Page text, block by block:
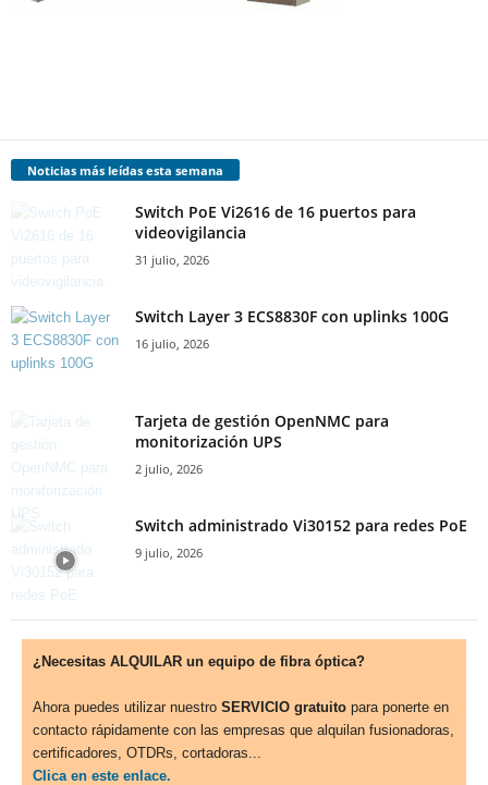
Noticias más leídas esta semana
Switch PoE Vi2616 de 16 puertos para
videovigilancia
31 julio, 2026
Switch Layer 3 ECS8830F con uplinks 100G
16 julio, 2026
Tarjeta de gestión OpenNMC para
monitorización UPS
2 julio, 2026
Switch administrado Vi30152 para redes PoE
9 julio, 2026
¿Necesitas ALQUILAR un equipo de fibra óptica?
Ahora puedes utilizar nuestro SERVICIO gratuito para ponerte en
contacto rápidamente con las empresas que alquilan fusionadoras,
certificadores, OTDRs, cortadoras...
Clica en este enlace.